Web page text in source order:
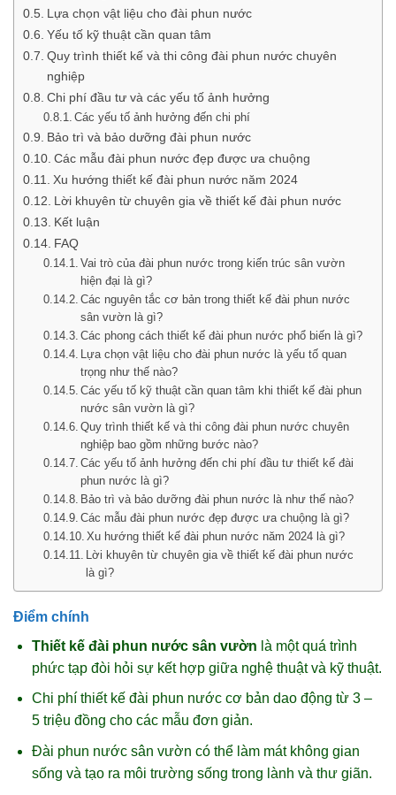
Lựa chọn vật liệu cho đài phun nước
Yếu tố kỹ thuật cần quan tâm
Quy trình thiết kế và thi công đài phun nước chuyên
nghiệp
Chi phí đầu tư và các yếu tố ảnh hưởng
Các yếu tố ảnh hưởng đến chi phí
Bảo trì và bảo dưỡng đài phun nước
Các mẫu đài phun nước đẹp được ưa chuộng
Xu hướng thiết kế đài phun nước năm 2024
Lời khuyên từ chuyên gia về thiết kế đài phun nước
Kết luận
FAQ
Vai trò của đài phun nước trong kiến trúc sân vườn
hiện đại là gì?
Các nguyên tắc cơ bản trong thiết kế đài phun nước
sân vườn là gì?
Các phong cách thiết kế đài phun nước phổ biến là gì?
Lựa chọn vật liệu cho đài phun nước là yếu tố quan
trọng như thế nào?
Các yếu tố kỹ thuật cần quan tâm khi thiết kế đài phun
nước sân vườn là gì?
Quy trình thiết kế và thi công đài phun nước chuyên
nghiệp bao gồm những bước nào?
Các yếu tố ảnh hưởng đến chi phí đầu tư thiết kế đài
phun nước là gì?
Bảo trì và bảo dưỡng đài phun nước là như thế nào?
Các mẫu đài phun nước đẹp được ưa chuộng là gì?
Xu hướng thiết kế đài phun nước năm 2024 là gì?
Lời khuyên từ chuyên gia về thiết kế đài phun nước
là gì?
Điểm chính
Thiết kế đài phun nước sân vườn là một quá trình
phức tạp đòi hỏi sự kết hợp giữa nghệ thuật và kỹ thuật.
Chi phí thiết kế đài phun nước cơ bản dao động từ 3 –
5 triệu đồng cho các mẫu đơn giản.
Đài phun nước sân vườn có thể làm mát không gian
sống và tạo ra môi trường sống trong lành và thư giãn.